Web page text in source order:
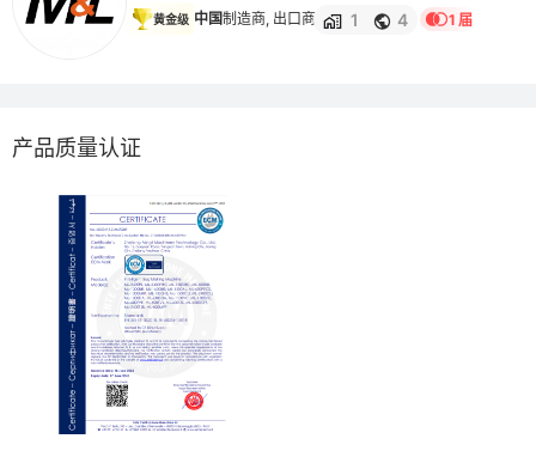
黄金级 中国制造商, 出口商 1 4 1 届
产品质量认证